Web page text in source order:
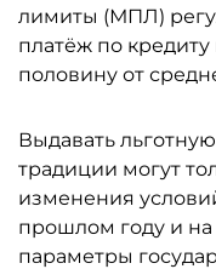
лимиты (МПЛ)
платёж по
половину от
Выдавать
традиции могут
изменения
прошлом году и на
параметры